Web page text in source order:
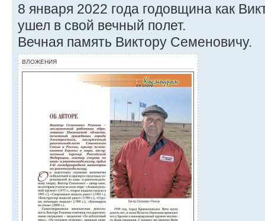
8 января 2022 года годовщина как
ушел в свой вечный полет.
Вечная память Виктору Семеновичу.
ВЛОЖЕНИЯ